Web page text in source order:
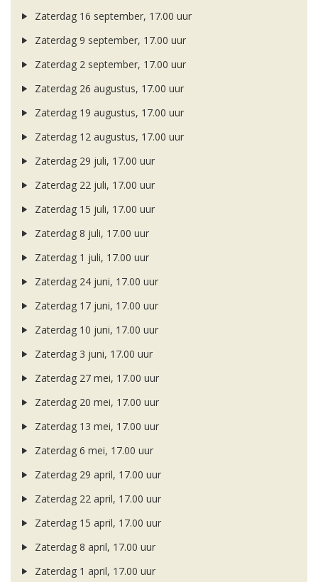
Zaterdag 16 september, 17.00 uur
Zaterdag 9 september, 17.00 uur
Zaterdag 2 september, 17.00 uur
Zaterdag 26 augustus, 17.00 uur
Zaterdag 19 augustus, 17.00 uur
Zaterdag 12 augustus, 17.00 uur
Zaterdag 29 juli, 17.00 uur
Zaterdag 22 juli, 17.00 uur
Zaterdag 15 juli, 17.00 uur
Zaterdag 8 juli, 17.00 uur
Zaterdag 1 juli, 17.00 uur
Zaterdag 24 juni, 17.00 uur
Zaterdag 17 juni, 17.00 uur
Zaterdag 10 juni, 17.00 uur
Zaterdag 3 juni, 17.00 uur
Zaterdag 27 mei, 17.00 uur
Zaterdag 20 mei, 17.00 uur
Zaterdag 13 mei, 17.00 uur
Zaterdag 6 mei, 17.00 uur
Zaterdag 29 april, 17.00 uur
Zaterdag 22 april, 17.00 uur
Zaterdag 15 april, 17.00 uur
Zaterdag 8 april, 17.00 uur
Zaterdag 1 april, 17.00 uur